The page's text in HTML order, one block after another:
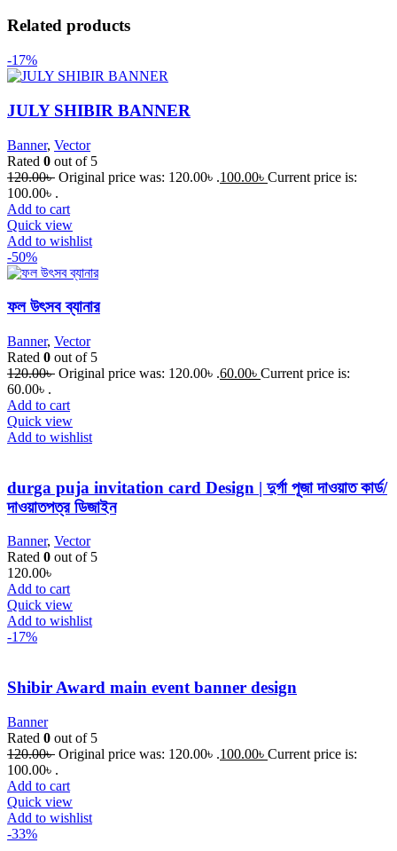
Related products
-17%
JULY SHIBIR BANNER
Banner, Vector
Rated 0 out of 5
120.00৳ Original price was: 120.00৳ .100.00৳ Current price is:
100.00৳ .
Add to cart
Quick view
Add to wishlist
-50%
ফল উৎসব ব্যানার
Banner, Vector
Rated 0 out of 5
120.00৳ Original price was: 120.00৳ .60.00৳ Current price is:
60.00৳ .
Add to cart
Quick view
Add to wishlist
durga puja invitation card Design | দুর্গা পূজা দাওয়াত কার্ড/
দাওয়াতপত্র ডিজাইন
Banner, Vector
Rated 0 out of 5
120.00৳
Add to cart
Quick view
Add to wishlist
-17%
Shibir Award main event banner design
Banner
Rated 0 out of 5
120.00৳ Original price was: 120.00৳ .100.00৳ Current price is:
100.00৳ .
Add to cart
Quick view
Add to wishlist
-33%